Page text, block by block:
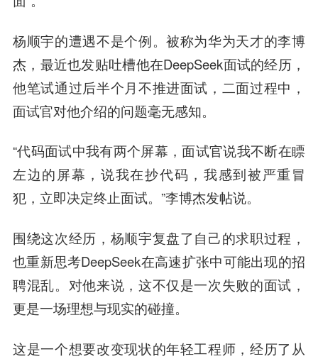
杨顺宇的遭遇不是个例。被称为华为天才的李博
杰，最近也发贴吐槽他在DeepSeek面试的经历，
他笔试通过后半个月不推进面试，二面过程中，
面试官对他介绍的问题毫无感知。
“代码面试中我有两个屏幕，面试官说我不断在瞟
左边的屏幕，说我在抄代码，我感到被严重冒
犯，立即决定终止面试。”李博杰发帖说。
围绕这次经历，杨顺宇复盘了自己的求职过程，
也重新思考DeepSeek在高速扩张中可能出现的招
聘混乱。对他来说，这不仅是一次失败的面试，
更是一场理想与现实的碰撞。
这是一个想要改变现状的年轻工程师，经历了从